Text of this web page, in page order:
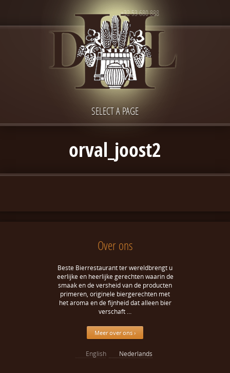
+32 53 680 888
SELECT A PAGE
orval_joost2
Over ons
Beste Bierrestaurant ter wereldbrengt u
eerlijke en heerlijke gerechten waarin de
smaak en de versheid van de producten
primeren, originele biergerechten met
het aroma en de fijnheid dat alleen bier
verschaft …
Meer over ons ›
English Nederlands